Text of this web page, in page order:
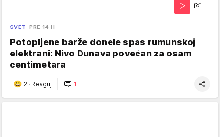
SVET PRE 14 H
Potopljene barže donele spas rumunskoj
elektrani: Nivo Dunava povećan za osam
centimetara
2 · Reaguj 1